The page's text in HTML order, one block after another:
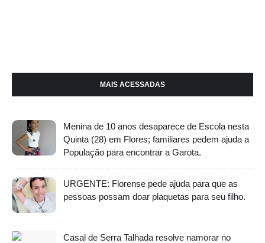
MAIS ACESSADAS
Menina de 10 anos desaparece de Escola nesta
Quinta (28) em Flores; familiares pedem ajuda a
População para encontrar a Garota.
URGENTE: Florense pede ajuda para que as
pessoas possam doar plaquetas para seu filho.
Casal de Serra Talhada resolve namorar no